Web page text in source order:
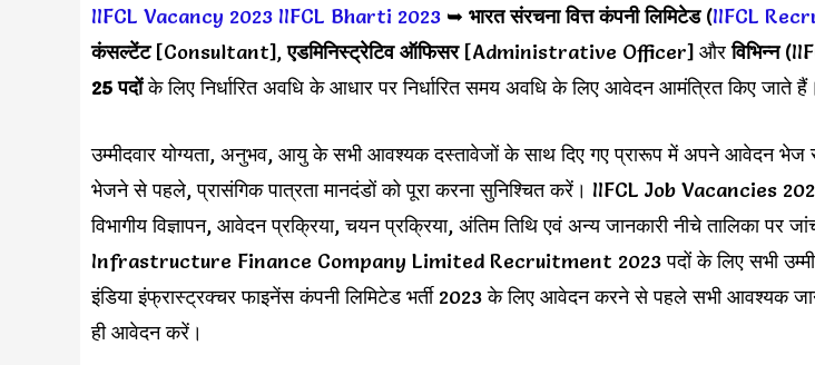
IIFCL Vacancy 2023 IIFCL Bharti 2023 ➥ भारत संरचना वित्त कंपनी लिमिटेड(IIFCL
कंसल्टेंट[Consultant],एडमिनिस्ट्रेटिव ऑफिसर[Administrative Officer] औरविभिन्न
25 पदोंके लिए निर्धारित अवधि के आधार पर निर्धारित समय अवधि के लिए आवेदन आमंत्रित किए जाते हैं।
उम्मीदवार योग्यता, अनुभव, आयु के सभी आवश्यक दस्तावेजों के साथ दिए गए प्रारूप में अपने आवेदन
भेजने से पहले, प्रासंगिक पात्रता मानदंडों को पूरा करना सुनिश्चित करें। IIFCL Job Vacancies
विभागीय विज्ञापन, आवेदन प्रक्रिया, चयन प्रक्रिया, अंतिम तिथि एवं अन्य जानकारी नीचे तालिका
Infrastructure Finance Company Limited Recruitment 2023 पदों के लिए सभी
इंडिया इंफ्रास्ट्रक्चर फाइनेंस कंपनी लिमिटेड भर्ती 2023 के लिए आवेदन करने से पहले सभी आवश्यक
ही आवेदन करें।